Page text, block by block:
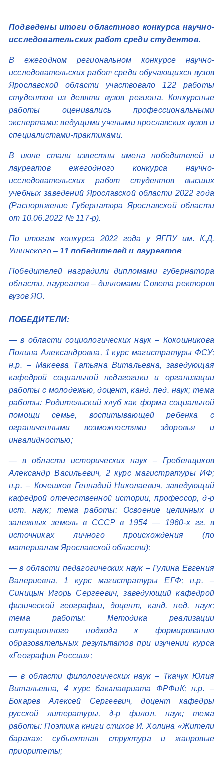
Подведены итоги областного конкурса научно-
исследовательских работ среди студентов.
В ежегодном региональном конкурсе научно-
исследовательских работ среди обучающихся вузов
Ярославской области участвовало 122 работы
студентов из девяти вузов региона. Конкурсные
работы оценивались профессиональными
экспертами: ведущими учеными ярославских вузов и
специалистами-практиками.
В июне стали известны имена победителей и
лауреатов ежегодного конкурса научно-
исследовательских работ студентов высших
учебных заведений Ярославской области 2022 года
(Распоряжение Губернатора Ярославской области
от 10.06.2022 № 117-р).
По итогам конкурса 2022 года у ЯГПУ им. К.Д.
Ушинского –11 победителей и лауреатов.
Победителей наградили дипломами губернатора
области, лауреатов – дипломами Совета ректоров
вузов ЯО.
ПОБЕДИТЕЛИ:
— в области социологических наук – Кокошникова
Полина Александровна, 1 курс магистратуры ФСУ;
н.р. – Макеева Татьяна Витальевна, заведующая
кафедрой социальной педагогики и организации
работы с молодежью, доцент, канд. пед. наук; тема
работы: Родительский клуб как форма социальной
помощи семье, воспитывающей ребенка с
ограниченными возможностями здоровья и
инвалидностью;
— в области исторических наук – Гребенщиков
Александр Васильевич, 2 курс магистратуры ИФ;
н.р. – Кочешков Геннадий Николаевич, заведующий
кафедрой отечественной истории, профессор, д-р
ист. наук; тема работы: Освоение целинных и
залежных земель в СССР в 1954 — 1960-х гг. в
источниках личного происхождения (по
материалам Ярославской области);
— в области педагогических наук – Гулина Евгения
Валериевна, 1 курс магистратуры ЕГФ; н.р. –
Синицын Игорь Сергеевич, заведующий кафедрой
физической географии, доцент, канд. пед. наук;
тема работы: Методика реализации
ситуационного подхода к формированию
образовательных результатов при изучении курса
«География России»;
— в области филологических наук – Ткачук Юлия
Витальевна, 4 курс бакалавриата ФРФиК; н.р. –
Бокарев Алексей Сергеевич, доцент кафедры
русской литературы, д-р филол. наук; тема
работы: Поэтика книги стихов И. Холина «Жители
барака»: субъектная структура и жанровые
приоритеты;